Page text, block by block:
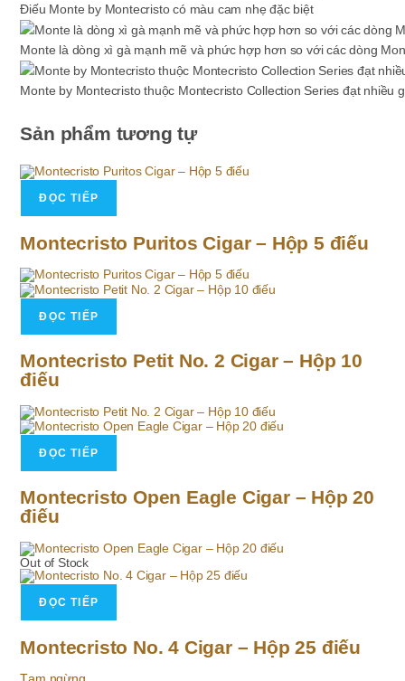
Điếu Monte by Montecristo có màu cam nhẹ đặc biệt
Monte là dòng xì gà mạnh mẽ và phức hợp hơn so với các dòng
Monte by Montecristo thuộc Montecristo Collection Series đạt nhiều
Sản phẩm tương tự
ĐỌC TIẾP
Montecristo Puritos Cigar – Hộp 5 điếu
ĐỌC TIẾP
Montecristo Petit No. 2 Cigar – Hộp 10
điếu
ĐỌC TIẾP
Montecristo Open Eagle Cigar – Hộp 20
điếu
Out of Stock
ĐỌC TIẾP
Montecristo No. 4 Cigar – Hộp 25 điếu